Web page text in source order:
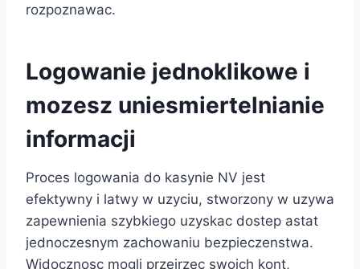
rozpoznawac.
Logowanie jednoklikowe i
mozesz uniesmiertelnianie
informacji
Proces logowania do kasynie NV jest
efektywny i latwy w uzyciu, stworzony w uzywa
zapewnienia szybkiego uzyskac dostep astat
jednoczesnym zachowaniu bezpieczenstwa.
Widocznosc mogli przejrzec swoich kont,